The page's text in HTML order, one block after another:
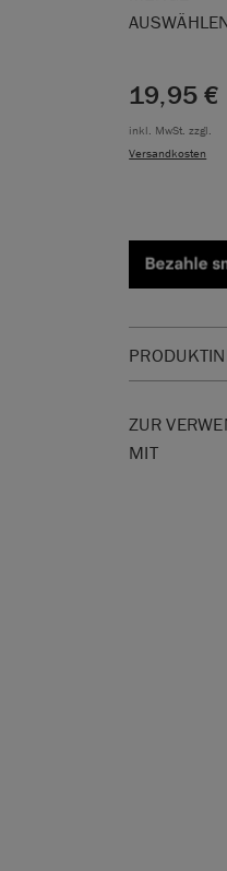
19,95 €
inkl. MwSt. zzgl.
Versandkosten
Hergestellt
ZUR
MIT